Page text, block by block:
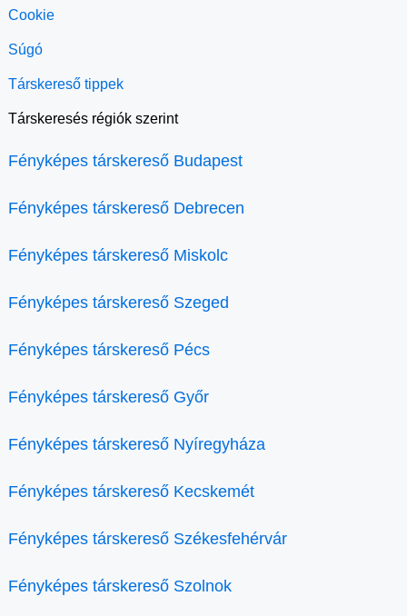
Cookie
Súgó
Társkereső tippek
Társkeresés régiók szerint
Fényképes társkereső Budapest
Fényképes társkereső Debrecen
Fényképes társkereső Miskolc
Fényképes társkereső Szeged
Fényképes társkereső Pécs
Fényképes társkereső Győr
Fényképes társkereső Nyíregyháza
Fényképes társkereső Kecskemét
Fényképes társkereső Székesfehérvár
Fényképes társkereső Szolnok